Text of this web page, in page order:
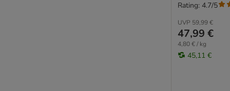
UVP 59,99 €
47,99 €
4,80 € / kg
45,11 €
Rating: 4.7/5